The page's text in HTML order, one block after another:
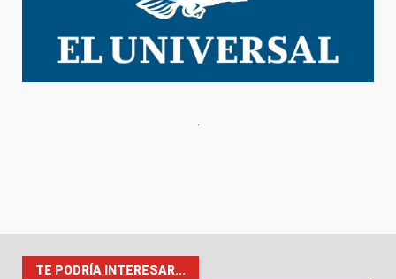
TE PODRÍA INTERESAR...